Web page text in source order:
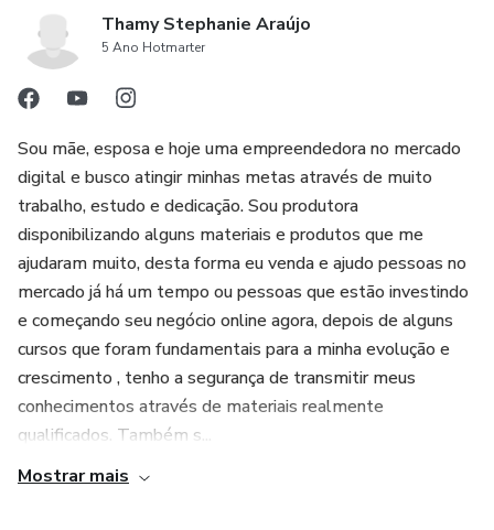
Thamy Stephanie Araújo
5 Ano Hotmarter
Sou mãe, esposa e hoje uma empreendedora no mercado
digital e busco atingir minhas metas através de muito
trabalho, estudo e dedicação. Sou produtora
disponibilizando alguns materiais e produtos que me
ajudaram muito, desta forma eu venda e ajudo pessoas no
mercado já há um tempo ou pessoas que estão investindo
e começando seu negócio online agora, depois de alguns
cursos que foram fundamentais para a minha evolução e
crescimento , tenho a segurança de transmitir meus
conhecimentos através de materiais realmente
qualificados. Também s...
Mostrar mais